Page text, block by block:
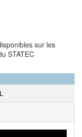
sur les
STATEC